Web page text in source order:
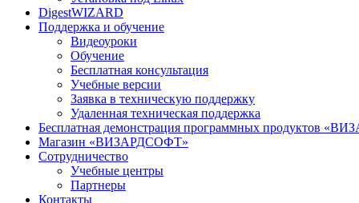
DigestWIZARD
Поддержка и обучение
Видеоуроки
Обучение
Бесплатная консультация
Учебные версии
Заявка в техническую поддержку
Удаленная техническая поддержка
Бесплатная демонстрация программных продуктов
Магазин «ВИЗАРДСОФТ»
Сотрудничество
Учебные центры
Партнеры
Контакты